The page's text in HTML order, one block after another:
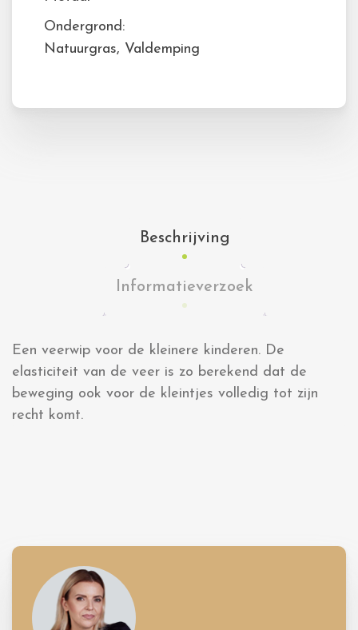
Ondergrond:
Natuurgras, Valdemping
Beschrijving
Informatieverzoek
Een veerwip voor de kleinere kinderen. De
elasticiteit van de veer is zo berekend dat de
beweging ook voor de kleintjes volledig tot zijn
recht komt.